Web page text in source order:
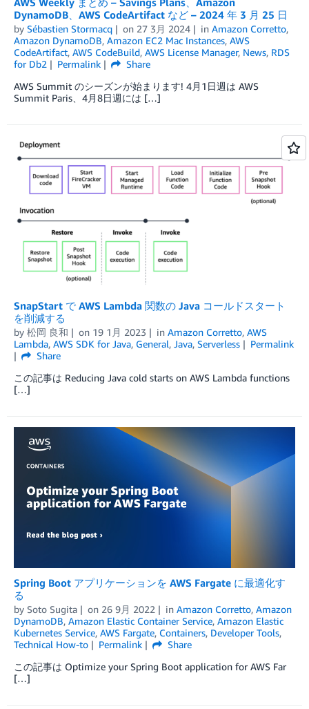
DynamoDB、AWS CodeArtifact など – 2024 年 3 月 25 日
by Sébastien Stormacq on 27 3月 2024 in Amazon Corretto,
Amazon DynamoDB, Amazon EC2 Mac Instances, AWS
CodeArtifact, AWS CodeBuild, AWS License Manager, News, RDS
for Db2
Permalink
Share
AWS Summit のシーズンが始まります! 4月1日週は AWS
Summit Paris、4月8日週には […]
SnapStart で AWS Lambda 関数の Java コールドスタート
を削減する
by 松岡 良和 on 19 1月 2023 in Amazon Corretto, AWS
Lambda, AWS SDK for Java, General, Java, Serverless
Permalink
Share
この記事は Reducing Java cold starts on AWS Lambda functions
[…]
Spring Boot アプリケーションを AWS Fargate に最適化す
る
by Soto Sugita on 26 9月 2022 in Amazon Corretto, Amazon
DynamoDB, Amazon Elastic Container Service, Amazon Elastic
Kubernetes Service, AWS Fargate, Containers, Developer Tools,
Technical How-to
Permalink
Share
この記事は Optimize your Spring Boot application for AWS Far
[…]